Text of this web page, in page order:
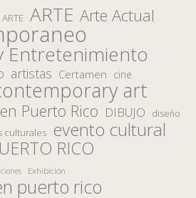
ARTE Arte Actual
Entretenimiento
artistas Certamen cine
art
Puerto Rico DIBUJO diseño
culturales evento cultural
RICO
Exhibición
puerto rico